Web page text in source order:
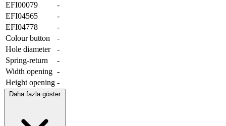
EFI00079
-
EFI04565
-
EFI04778
-
Colour button
-
Hole diameter
-
Spring-return
-
Width opening -
Height opening -
Daha fazla göster